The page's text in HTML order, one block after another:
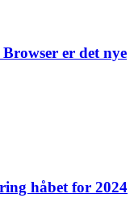
er det nye
håbet for 2024